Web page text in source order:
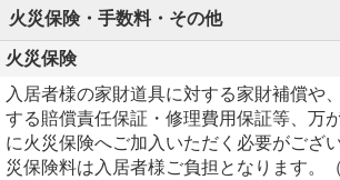
火災保険・手数料・その他
火災保険
入居者様の家財道具に対する家財補償や
する賠償責任保証・修理費用保証等、万
に火災保険へご加入いただく必要がござ
災保険料は入居者様ご負担となります。